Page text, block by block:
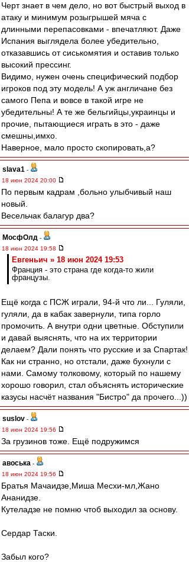
Черт знает в чем дело, но вот быстрый выход в
атаку и минимум розыгрышей мяча с
длинными перепасовками - впечатляют. Даже
Испания выглядела более убедительно,
отказавшись от сиськомятия и оставив только
высокий прессинг.
Видимо, нужен очень специфический подбор
игроков под эту модель! А уж англичане без
самого Пепа и вовсе в такой игре не
убедительны! А те же бельгийцы,украинцы и
прочие, пытающиеся играть в это - даже
смешны,имхо.
Наверное, мало просто скопировать,а?
slava1 -
18 июн 2024 20:00
По первым кадрам ,больно улыбчивый наш
новый.
Весельчак балагур два?
МосфОлд -
18 июн 2024 19:58
Евгеньич » 18 июн 2024 19:53
Франция - это страна где когда-то жили
французы.
Ещё когда с ПСЖ играли, 94-й что ли... Гуляли,
гуляли, да в кабак завернули, типа горло
промочить. А внутри одни цветные. Обступили
и давай выяснять, что на их территории
делаем? Дали понять что русские и за Спартак!
Как ни странно, но отстали, даже бухнули с
нами. Самому толковому, который по нашему
хорошо говорил, стал объяснять исторические
казусы насчёт названия "Бистро" да прочего...))
suslov -
18 июн 2024 19:56
За грузинов тоже. Ещё подружимся
авоська -
18 июн 2024 19:56
Братья Мачаидзе,Миша Месхи-мл,Жано
Ананидзе.
Кутеладзе не помню чтоб выходил за основу.
Сердар Таски.
Забыл кого?